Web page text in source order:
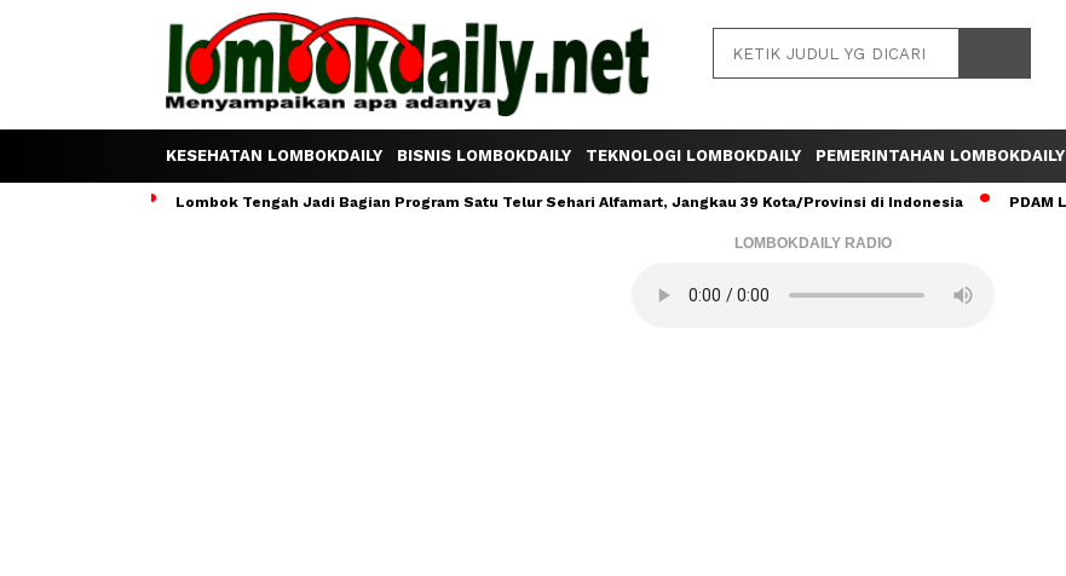
KESEHATAN LOMBOKDAILY BISNIS LOMBOKDAILY TEKNOLOGI LOMBOKDAILY PEMERINTAHAN LOMBOKDAILY
Lombok Tengah Jadi Bagian Program Satu Telur Sehari Alfamart, Jangkau 39 Kota/Provinsi di Indonesia PDAM
LOMBOKDAILY RADIO